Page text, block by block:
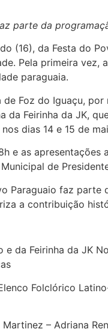
parte da
(16), da Festa do
Pela primeira
paraguaia.
Foz do Iguaçu,
da Feirinha da JK,
dias 14 e 15 de
e as
de
Paraguaio faz
a contribuição
e da Feirinha da JK
Folclórico
– Adriana